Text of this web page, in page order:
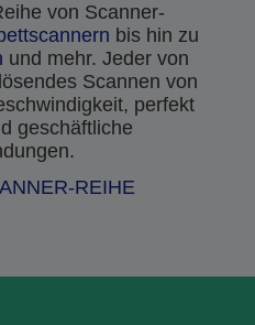
von Scanner-
bis hin zu
und mehr. Jeder von
Scannen von
perfekt
geschäftliche
REIHE